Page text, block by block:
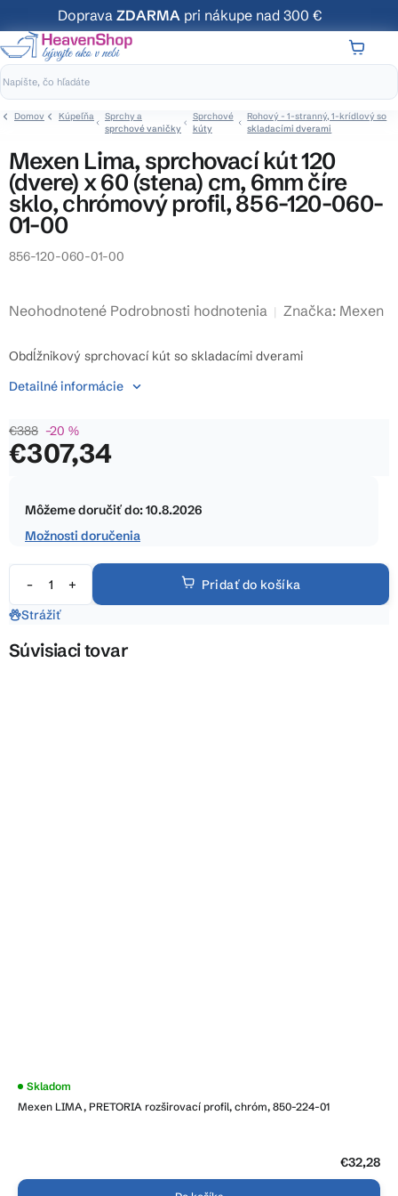
na
obsah
Doprava ZDARMA pri nákupe nad 300 €
Domov Kúpeľňa
Sprchy a
sprchové vaničky
Sprchové
kúty
Rohový - 1-stranný, 1-krídlový so
skladacími dverami
Mexen Lima, sprchovací kút 120
(dvere) x 60 (stena) cm, 6mm číre
sklo, chrómový profil, 856-120-060-
01-00
856-120-060-01-00
Priemerné
produktu
0,0
5
hviezdičiek.
Neohodnotené Podrobnosti hodnotenia Značka: Mexen
€388 –20 %
€307,34
cena:
Môžeme doručiť do:10.8.2026
Možnosti doručenia
Pridať do košíka
Obdĺžnikový sprchovací kút so skladacími dverami
Detailné informácie
Strážiť
Súvisiaci tovar
Mexen LIMA, PRETORIA rozširovací profil, chróm, 850-224-01
Skladom
€32,28